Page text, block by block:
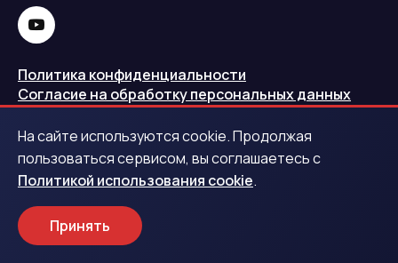
Политика конфиденциальности
Согласие на обработку персональных данных
Политика использования cookie
Запись в реестре операторов персональных данных
РКН
Центральный банк Российской Федерации
На сайте используются cookie. Продолжая
пользоваться сервисом, вы соглашаетесь с
Политикой использования cookie.
Принять